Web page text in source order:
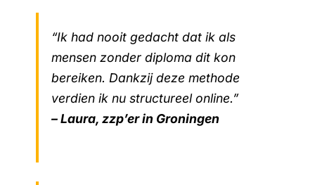
“Ik had nooit gedacht dat ik als
mensen zonder diploma dit kon
bereiken. Dankzij deze methode
verdien ik nu structureel online.”
– Laura, zzp’er in Groningen